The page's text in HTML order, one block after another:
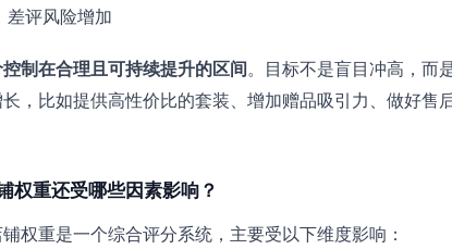
差评风险增加
制在合理且可持续提升的区间。目标不是盲目冲高，而
，比如提供高性价比的套装、增加赠品吸引力、做好售
权重还受哪些因素影响？
权重是一个综合评分系统，主要受以下维度影响：